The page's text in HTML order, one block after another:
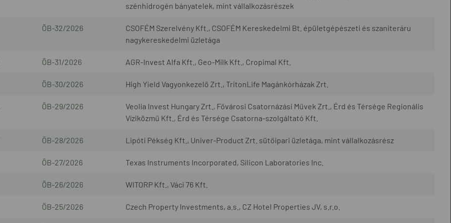
szénhidrogén bányatelek, mint vállalkozásrészek
ÖB-32/2026
CSOFÉM Szerelvény Kft., CSOFÉM Kereskedelmi Bt. épületgépészeti és szaniteráru
nagykereskedelmi üzletága
ÖB-31/2026 AGR-Invest Alfa Kft., Geo-Milk Kft., Cropimal Kft.
ÖB-30/2026 High Yield Vagyonkezelő Zrt., TritonLife Magánkórházak Zrt.
ÖB-29/2026
Veolia Invest Hungary Zrt., Fővárosi Csatornázási Művek Zrt., Érd és Térsége Regionális
Víziközmű Kft., Érd és Térsége Csatorna-szolgáltató Kft.
ÖB-28/2026 Lipóti Pékség Kft., Univer-Product Zrt. sütőipari üzletága, mint vállalkozásrész
ÖB-27/2026 Texas Instruments Incorporated, Silicon Laboratories Inc.
ÖB-26/2026 WITORP Kft., Váci 76 Kft.
ÖB-25/2026 Czech Property Investments, a.s., CZ Hotel Properties JV, s.r.o.